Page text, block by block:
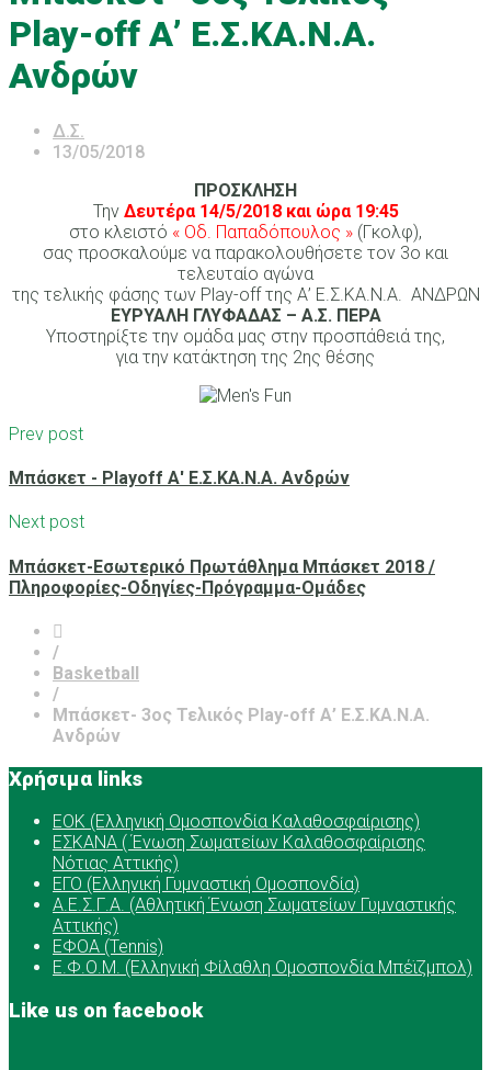
Play-off Α’ Ε.Σ.ΚΑ.Ν.Α.
Ανδρών
Δ.Σ.
13/05/2018
ΠΡΟΣΚΛΗΣΗ
Την Δευτέρα 14/5/2018 και ώρα 19:45
στο κλειστό « Οδ. Παπαδόπουλος » (Γκολφ),
σας προσκαλούμε να παρακολουθήσετε τον 3ο και
τελευταίο αγώνα
της τελικής φάσης των Play-off της Α’ Ε.Σ.ΚΑ.Ν.Α. ΑΝΔΡΩΝ
ΕΥΡΥΑΛΗ ΓΛΥΦΑΔΑΣ – Α.Σ. ΠΕΡΑ
Υποστηρίξτε την ομάδα μας στην προσπάθειά της,
για την κατάκτηση της 2ης θέσης
Prev post
Μπάσκετ - Playoff Α' Ε.Σ.ΚΑ.Ν.Α. Ανδρών
Next post
Μπάσκετ-Εσωτερικό Πρωτάθλημα Μπάσκετ 2018 /
Πληροφορίες-Οδηγίες-Πρόγραμμα-Ομάδες
/
Basketball
/
Μπάσκετ- 3ος Τελικός Play-off Α’ Ε.Σ.ΚΑ.Ν.Α.
Ανδρών
Χρήσιμα links
ΕOK (Ελληνική Ομοσπονδία Καλαθοσφαίρισης)
ΕΣΚΑΝΑ ( Ένωση Σωματείων Καλαθοσφαίρισης
Νότιας Αττικής)
ΕΓΟ (Ελληνική Γυμναστική Ομοσπονδία)
Α.Ε.Σ.Γ.Α. (Αθλητική Ένωση Σωματείων Γυμναστικής
Αττικής)
ΕΦΟΑ (Tennis)
Ε.Φ.Ο.Μ. (Ελληνική Φίλαθλη Ομοσπονδία Μπέϊζμπολ)
Like us on facebook